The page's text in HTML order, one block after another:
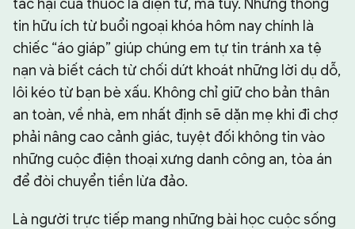
tác hại của thuốc lá điện tử, ma túy. Những thông
tin hữu ích từ buổi ngoại khóa hôm nay chính là
chiếc “áo giáp” giúp chúng em tự tin tránh xa tệ
nạn và biết cách từ chối dứt khoát những lời dụ dỗ,
lôi kéo từ bạn bè xấu. Không chỉ giữ cho bản thân
an toàn, về nhà, em nhất định sẽ dặn mẹ khi đi chợ
phải nâng cao cảnh giác, tuyệt đối không tin vào
những cuộc điện thoại xưng danh công an, tòa án
để đòi chuyển tiền lừa đảo.
Là người trực tiếp mang những bài học cuộc sống